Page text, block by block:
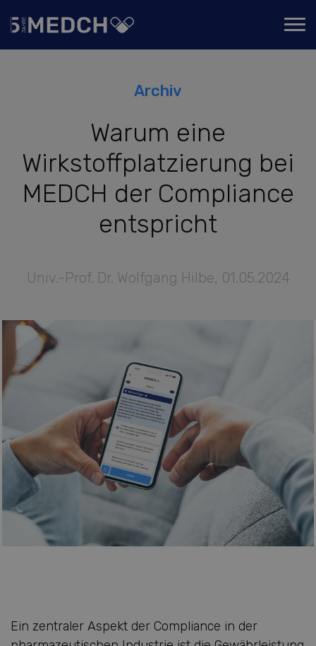
Archiv
Warum eine
Wirkstoffplatzierung bei
MEDCH der Compliance
entspricht
Univ.-Prof. Dr. Wolfgang Hilbe, 01.05.2024
Ein zentraler Aspekt der Compliance in der